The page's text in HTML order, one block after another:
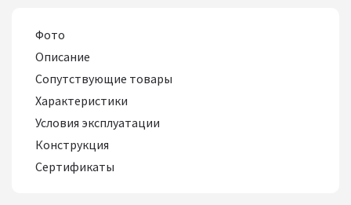
Фото
Описание
Сопутствующие товары
Характеристики
Условия эксплуатации
Конструкция
Сертификаты